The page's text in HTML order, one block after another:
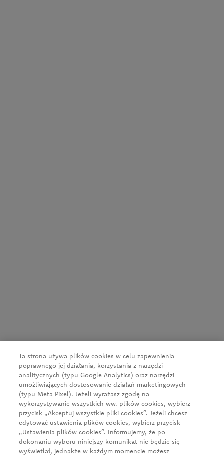
e-mail:firma@cedc.com
KRS: 0000051098
NIP: 526-020-93-95
Aktualności
O firmie
Nasze produkty
Ta strona używa plików cookies w celu zapewnienia
poprawnego jej działania, korzystania z narzędzi
analitycznych (typu Google Analytics) oraz narzędzi
umożliwiających dostosowanie działań marketingowych
(typu Meta Pixel). Jeżeli wyrażasz zgodę na
wykorzystywanie wszystkich ww. plików cookies, wybierz
przycisk „Akceptuj wszystkie pliki cookies”. Jeżeli chcesz
edytować ustawienia plików cookies, wybierz przycisk
„Ustawienia plików cookies”. Informujemy, że po
dokonaniu wyboru niniejszy komunikat nie będzie się
wyświetlał, jednakże w każdym momencie możesz